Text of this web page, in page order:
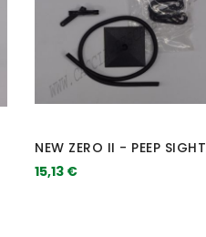
NEW ZERO II - PEEP SIGHT
15,13 €